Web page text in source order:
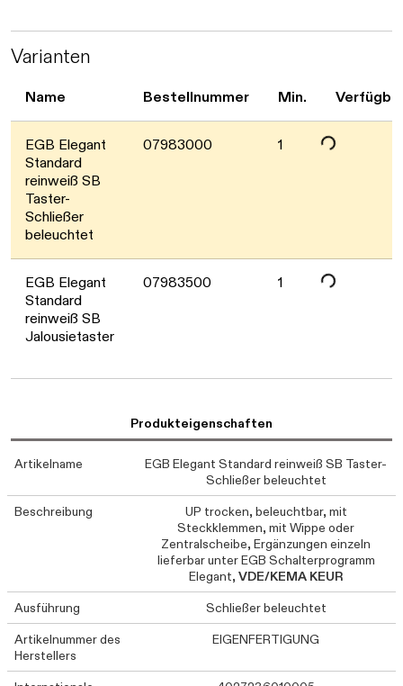
Varianten
Name Bestellnummer Min.
EGB Elegant
Standard
reinweiß SB
Taster-
Schließer
beleuchtet
07983000 1
Daten werden geladen. Bitte warten...
EGB Elegant
Standard
reinweiß SB
Jalousietaster
07983500 1
Daten werden geladen. Bitte warten...
Produkteigenschaften
Artikelname
EGB Elegant Standard reinweiß SB Taster-
Schließer beleuchtet
Beschreibung
UP trocken, beleuchtbar, mit
Steckklemmen, mit Wippe oder
Zentralscheibe, Ergänzungen einzeln
lieferbar unter EGB Schalterprogramm
Elegant,VDE/KEMA KEUR
Ausführung
Schließer beleuchtet
Artikelnummer des
Herstellers
EIGENFERTIGUNG